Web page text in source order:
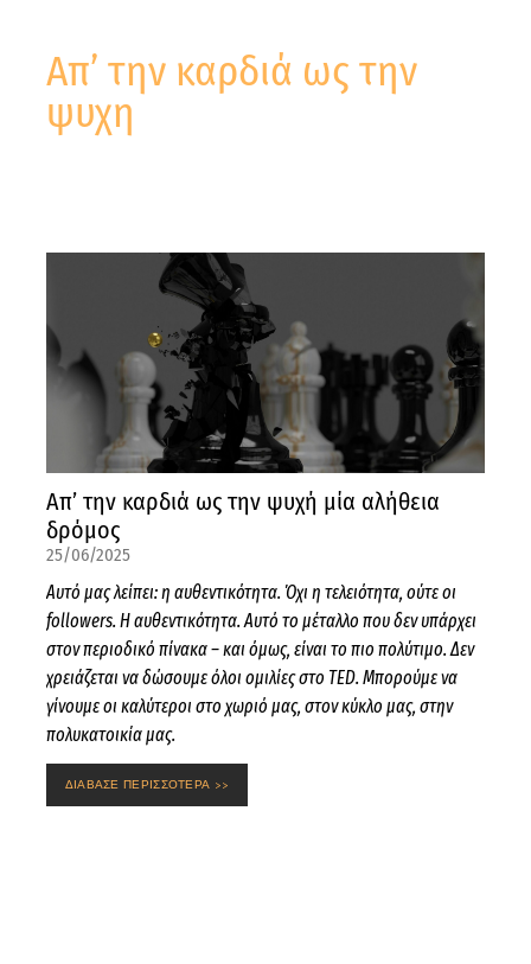
Απ’ την καρδιά ως την
ψυχη
Απ’ την καρδιά ως την ψυχή μία αλήθεια
δρόμος
25/06/2025
Αυτό μας λείπει: η αυθεντικότητα. Όχι η τελειότητα, ούτε οι
followers. Η αυθεντικότητα. Αυτό το μέταλλο που δεν υπάρχει
στον περιοδικό πίνακα – και όμως, είναι το πιο πολύτιμο. Δεν
χρειάζεται να δώσουμε όλοι ομιλίες στο TED. Μπορούμε να
γίνουμε οι καλύτεροι στο χωριό μας, στον κύκλο μας, στην
πολυκατοικία μας.
ΔΙΑΒΑΣΕ ΠΕΡΙΣΣΟΤΕΡΑ >>